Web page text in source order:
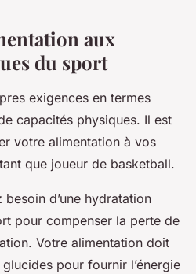
aux
du sport
exigences en termes
capacités physiques. Il est
votre alimentation à vos
que joueur de basketball.
d’une hydratation
pour compenser la perte de
Votre alimentation doit
pour fournir l’énergie